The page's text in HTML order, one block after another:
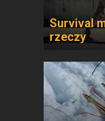
Survival
rzeczy